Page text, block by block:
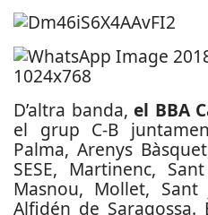
D’altra banda, el BBA
el grup C-B
Palma, Arenys
SESE, Martinenc,
Masnou, Mollet,
Alfidén de